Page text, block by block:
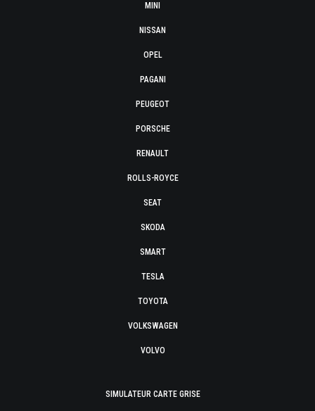
MINI
NISSAN
OPEL
PAGANI
PEUGEOT
PORSCHE
RENAULT
ROLLS-ROYCE
SEAT
SKODA
SMART
TESLA
TOYOTA
VOLKSWAGEN
VOLVO
SIMULATEUR CARTE GRISE